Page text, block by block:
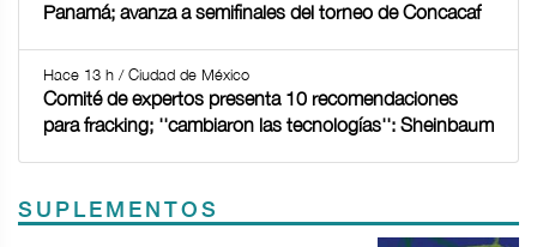
Panamá; avanza a semifinales del torneo de Concacaf
Hace 13 h / Ciudad de México
Comité de expertos presenta 10 recomendaciones
para fracking; ''cambiaron las tecnologías'': Sheinbaum
SUPLEMENTOS